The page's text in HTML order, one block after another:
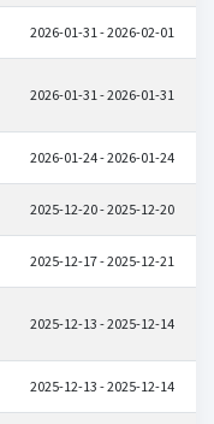
2026-01-31 - 2026-02-01
2026-01-31 - 2026-01-31
2026-01-24 - 2026-01-24
2025-12-20 - 2025-12-20
2025-12-17 - 2025-12-21
2025-12-13 - 2025-12-14
2025-12-13 - 2025-12-14